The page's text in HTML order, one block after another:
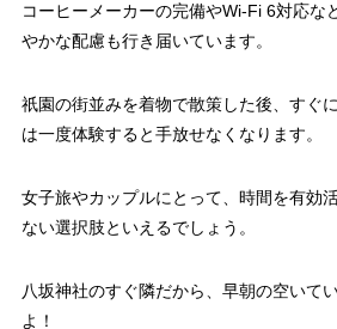
コーヒーメーカーの完備やWi-Fi 6対応な
やかな配慮も行き届いています。
祇園の街並みを着物で散策した後、すぐ
は一度体験すると手放せなくなります。
女子旅やカップルにとって、時間を有効
ない選択肢といえるでしょう。
八坂神社のすぐ隣だから、早朝の空いて
よ！